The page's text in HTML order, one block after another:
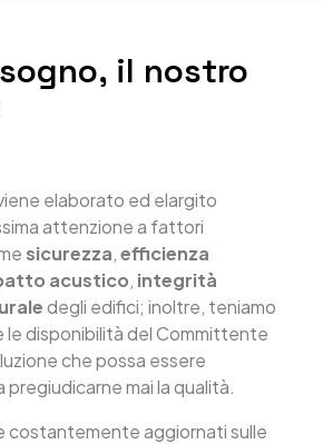
il nostro
elaborato ed elargito
attenzione a fattori
sicurezza,efficienza
acustico, integrità
degli edifici; inoltre, teniamo
le disponibilità del Committente
che possa essere
pregiudicarne mai la qualità.
costantemente aggiornati sulle